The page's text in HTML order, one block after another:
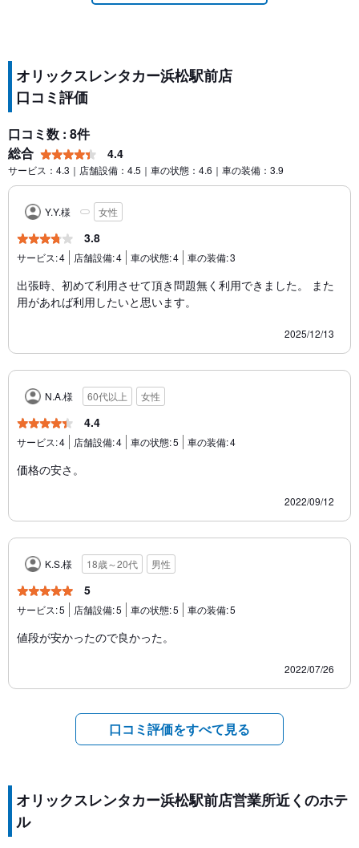
オリックスレンタカー浜松駅前店
口コミ評価
口コミ数 : 8件
総合
4.4
サービス：4.3｜店舗設備：4.5｜車の状態：4.6｜車の装備：3.9
Y.Y.様 女性
3.8
サービス:4 店舗設備:4 車の状態:4 車の装備:3
出張時、初めて利用させて頂き問題無く利用できました。 また
用があれば利用したいと思います。
2025/12/13
N.A.様 60代以上 女性
4.4
サービス:4 店舗設備:4 車の状態:5 車の装備:4
価格の安さ。
2022/09/12
K.S.様 18歳～20代 男性
5
サービス:5 店舗設備:5 車の状態:5 車の装備:5
値段が安かったので良かった。
2022/07/26
口コミ評価をすべて見る
オリックスレンタカー浜松駅前店営業所近くのホテ
ル